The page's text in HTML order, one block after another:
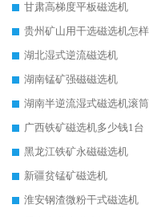
甘肃高梯度平板磁选机
湖北湿式逆流磁选机
湖南锰矿强磁磁选机
湖南半逆流湿式磁选机滚筒
广西铁矿磁选机多少钱1台
黑龙江铁矿永磁磁选机
新疆贫锰矿磁选机
淮安钢渣微粉干式磁选机